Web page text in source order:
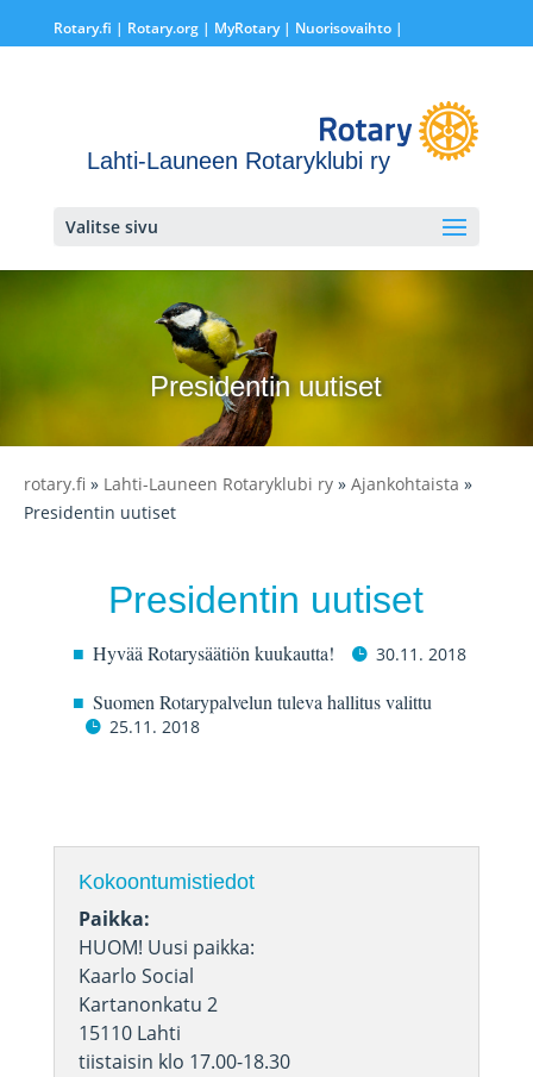
Rotary.fi | Rotary.org| MyRotary | Nuorisovaihto|
Lahti-Launeen Rotaryklubi ry
Valitse sivu
Presidentin uutiset
rotary.fi » Lahti-Launeen Rotaryklubi ry » Ajankohtaista »
Presidentin uutiset
Presidentin uutiset
Hyvää Rotarysäätiön kuukautta! 30.11. 2018
Suomen Rotarypalvelun tuleva hallitus valittu
25.11. 2018
Kokoontumistiedot
Paikka:
HUOM! Uusi paikka:
Kaarlo Social
Kartanonkatu 2
15110 Lahti
tiistaisin klo 17.00-18.30